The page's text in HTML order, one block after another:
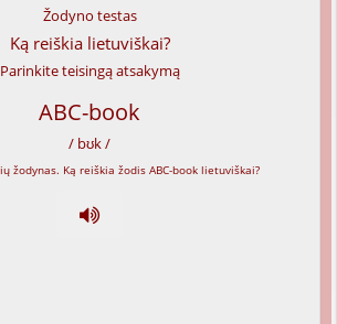
Žodyno testas
Ką reiškia lietuviškai?
Parinkite teisingą atsakymą
ABC-book
/ bʊk /